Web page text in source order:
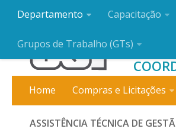
Departamento Capacitação
Grupos de Trabalho (GTs)
Home Compras e Licitações
ASSISTÊNCIA TÉCNICA DE